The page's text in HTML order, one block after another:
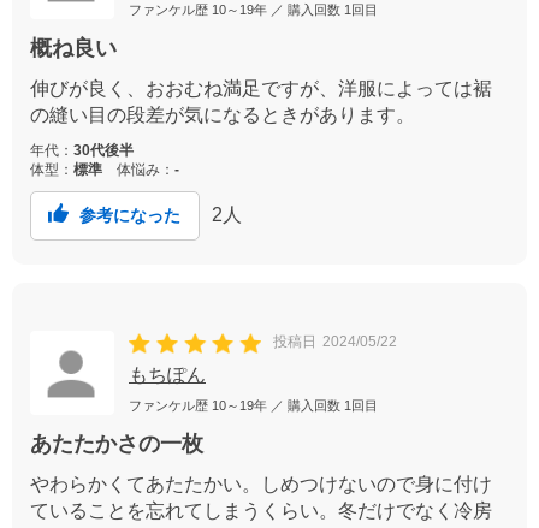
ファンケル歴 10～19年 ／ 購入回数 1回目
概ね良い
伸びが良く、おおむね満足ですが、洋服によっては裾
の縫い目の段差が気になるときがあります。
年代： 30代後半
体型： 標準 体悩み： -
参考になった 2 人
投稿日 2024/05/22
もちぽん
ファンケル歴 10～19年 ／ 購入回数 1回目
あたたかさの一枚
やわらかくてあたたかい。しめつけないので身に付け
ていることを忘れてしまうくらい。冬だけでなく冷房